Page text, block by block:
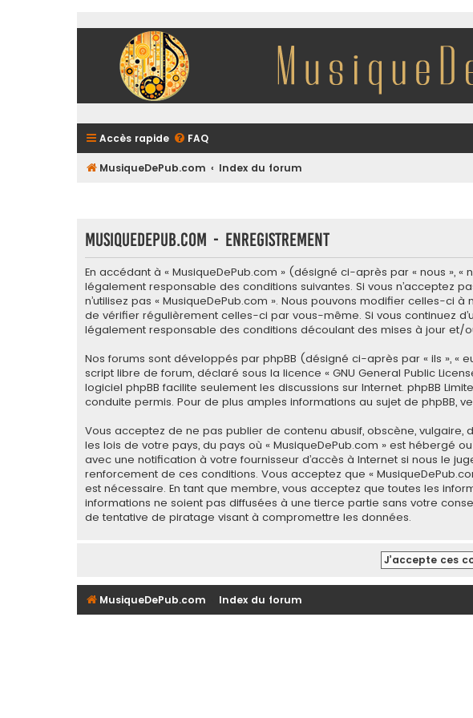
Accès rapide FAQ
MusiqueDePub.com Index du forum
MusiqueDePub.com - Enregistrement
En accédant à « MusiqueDePub.com » (désigné ci-après par « nous », «
légalement responsable des conditions suivantes. Si vous n’acceptez
n’utilisez pas « MusiqueDePub.com ». Nous pouvons modifier celles-ci
de vérifier régulièrement celles-ci par vous-même. Si vous continuez
légalement responsable des conditions découlant des mises à jour et/
Nos forums sont développés par phpBB (désigné ci-après par « ils », «
script libre de forum, déclaré sous la licence « GNU General Public
logiciel phpBB facilite seulement les discussions sur Internet. phpBB
conduite permis. Pour de plus amples informations au sujet de phpBB,
Vous acceptez de ne pas publier de contenu abusif, obscène,
les lois de votre pays, du pays où « MusiqueDePub.com » est hébergé
avec une notification à votre fournisseur d’accès à Internet si nous le
renforcement de ces conditions. Vous acceptez que «
est nécessaire. En tant que membre, vous acceptez que toutes les
informations ne soient pas diffusées à une tierce partie sans votre
de tentative de piratage visant à compromettre les données.
MusiqueDePub.com Index du forum